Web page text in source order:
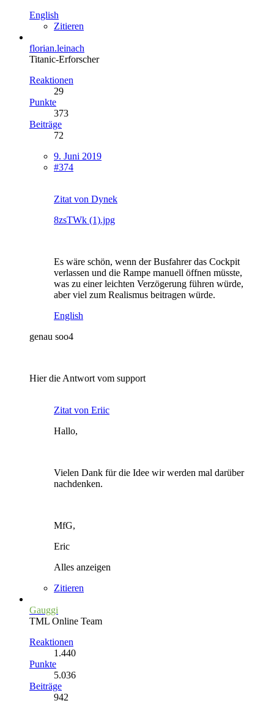
English
Zitieren
florian.leinach
Titanic-Erforscher
Reaktionen
29
Punkte
373
Beiträge
72
9. Juni 2019
#374
Zitat von Dynek
8zsTWk (1).jpg
Es wäre schön, wenn der Busfahrer das Cockpit
verlassen und die Rampe manuell öffnen müsste,
was zu einer leichten Verzögerung führen würde,
aber viel zum Realismus beitragen würde.
English
genau soo4
Hier die Antwort vom support
Zitat von Eriic
Hallo,
Vielen Dank für die Idee wir werden mal darüber
nachdenken.
MfG,
Eric
Alles anzeigen
Zitieren
Gauggi
TML Online Team
Reaktionen
1.440
Punkte
5.036
Beiträge
942